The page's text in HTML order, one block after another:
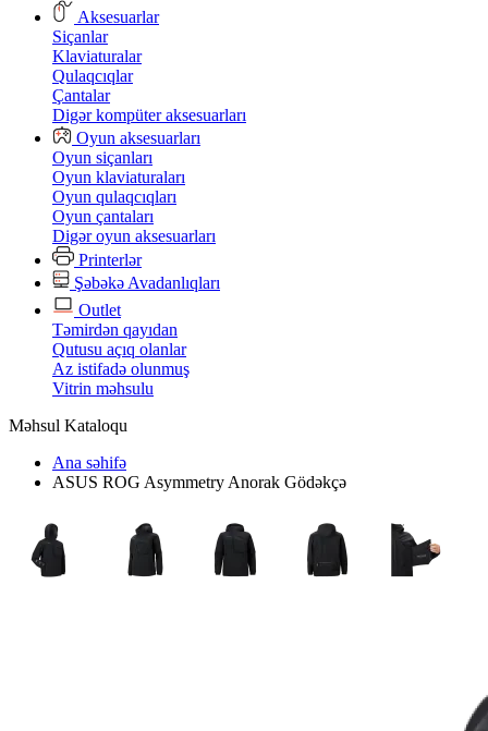
Aksesuarlar
Siçanlar
Klaviaturalar
Qulaqcıqlar
Çantalar
Digər kompüter aksesuarları
Oyun aksesuarları
Oyun siçanları
Oyun klaviaturaları
Oyun qulaqcıqları
Oyun çantaları
Digər oyun aksesuarları
Printerlər
Şəbəkə Avadanlıqları
Outlet
Təmirdən qayıdan
Qutusu açıq olanlar
Az istifadə olunmuş
Vitrin məhsulu
Məhsul Kataloqu
Ana səhifə
ASUS ROG Asymmetry Anorak Gödəkçə